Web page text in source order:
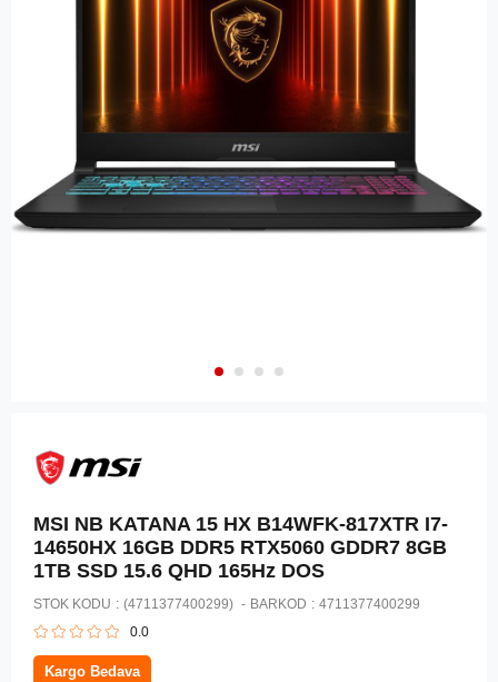
MSI NB KATANA 15 HX B14WFK-817XTR I7-
14650HX 16GB DDR5 RTX5060 GDDR7 8GB
1TB SSD 15.6 QHD 165Hz DOS
STOK KODU (4711377400299) BARKOD : 4711377400299
0.0
Kargo Bedava